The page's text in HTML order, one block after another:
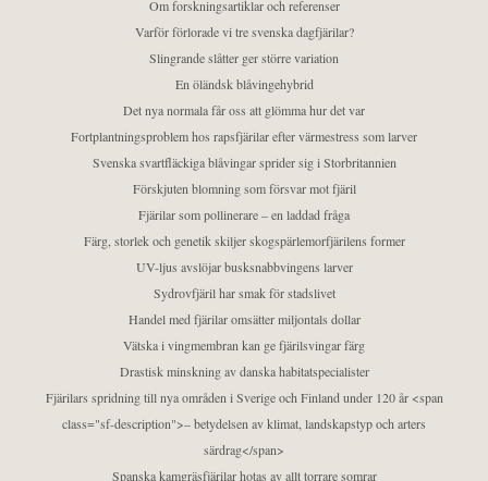
Om forskningsartiklar och referenser
Varför förlorade vi tre svenska dagfjärilar?
Slingrande slåtter ger större variation
En öländsk blåvingehybrid
Det nya normala får oss att glömma hur det var
Fortplantningsproblem hos rapsfjärilar efter värmestress som larver
Svenska svartfläckiga blåvingar sprider sig i Storbritannien
Förskjuten blomning som försvar mot fjäril
Fjärilar som pollinerare – en laddad fråga
Färg, storlek och genetik skiljer skogspärlemorfjärilens former
UV-ljus avslöjar busksnabbvingens larver
Sydrovfjäril har smak för stadslivet
Handel med fjärilar omsätter miljontals dollar
Vätska i vingmembran kan ge fjärilsvingar färg
Drastisk minskning av danska habitatspecialister
Fjärilars spridning till nya områden i Sverige och Finland under 120 år <span
class="sf-description">– betydelsen av klimat, landskapstyp och arters
särdrag</span>
Spanska kamgräsfjärilar hotas av allt torrare somrar